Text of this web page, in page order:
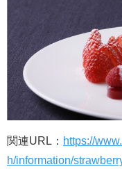
関連URL： https://
h/information/